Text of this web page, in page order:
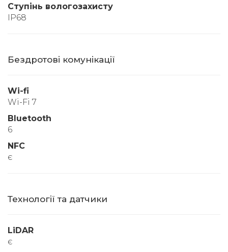
Ступінь вологозахисту
IP68
Бездротові комунікації
Wi-fi
Wi-Fi 7
Bluetooth
6
NFC
є
Технології та датчики
LiDAR
є